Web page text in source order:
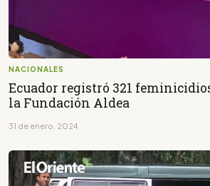
NACIONALES
Ecuador registró 321
la Fundación Aldea
31 de enero, 2024